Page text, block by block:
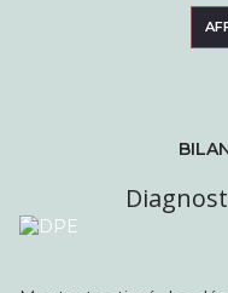
et vous offrent une
de bains avec WC.
quartier très recherché,
transports, des écoles,
tous ses commerces.
comme nous par sa